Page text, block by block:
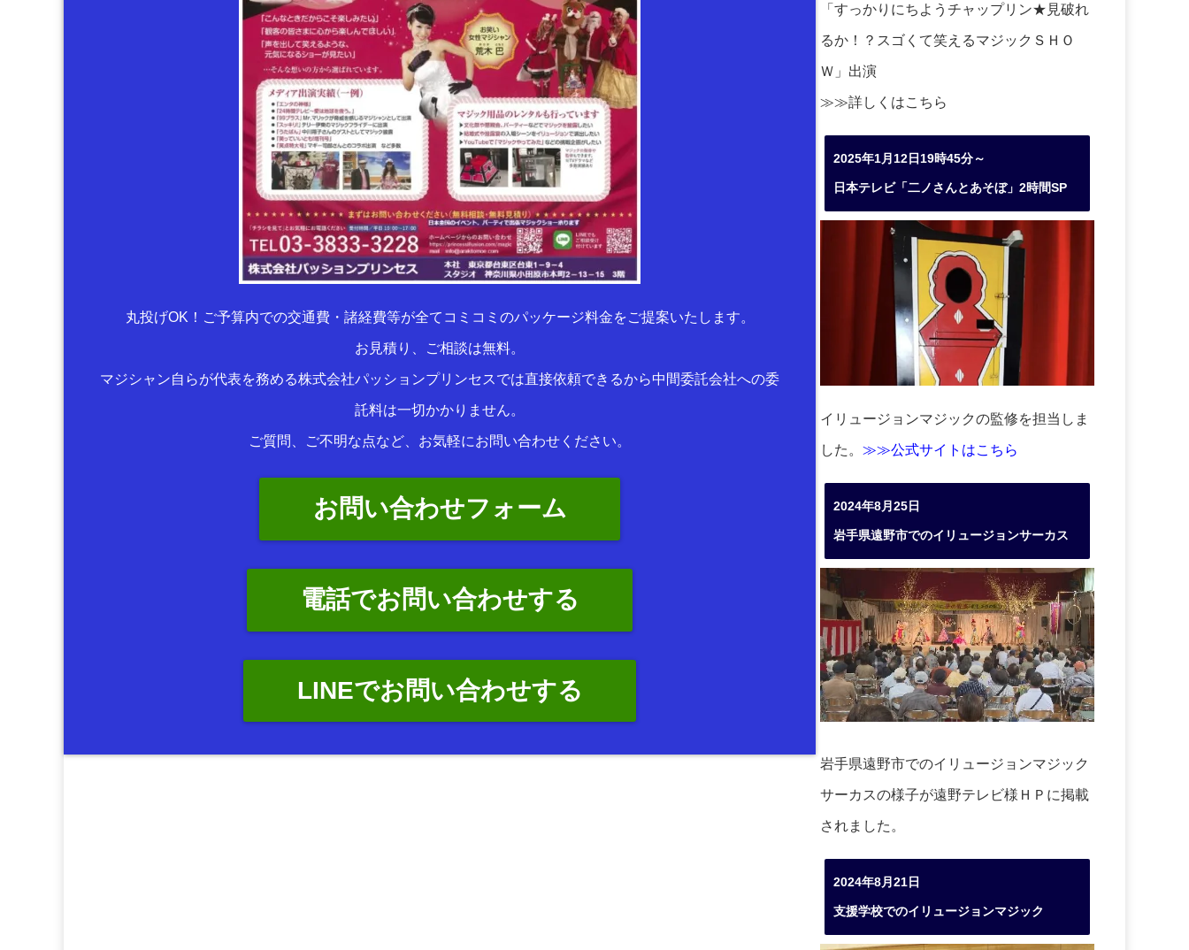
丸投げOK！ご予算内での交通費・諸経費等が全てコミコミのパッケージ料金をご提案いたします。
お見積り、ご相談は無料。
マジシャン自らが代表を務める株式会社パッションプリンセスでは直接依頼できるから中間委託会社への委
託料は一切かかりません。
ご質問、ご不明な点など、お気軽にお問い合わせください。
お問い合わせフォーム
電話でお問い合わせする
LINEでお問い合わせする
「すっかりにちようチャップリン★見破れ
るか！？スゴくて笑えるマジックＳＨＯ
Ｗ」出演
≫≫詳しくはこちら
2025年1月12日19時45分～
日本テレビ「二ノさんとあそぼ」2時間SP
イリュージョンマジックの監修を担当しま
した。 ≫≫公式サイトはこちら
2024年8月25日
岩手県遠野市でのイリュージョンサーカス
岩手県遠野市でのイリュージョンマジック
サーカスの様子が遠野テレビ様ＨＰに掲載
されました。
2024年8月21日
支援学校でのイリュージョンマジック